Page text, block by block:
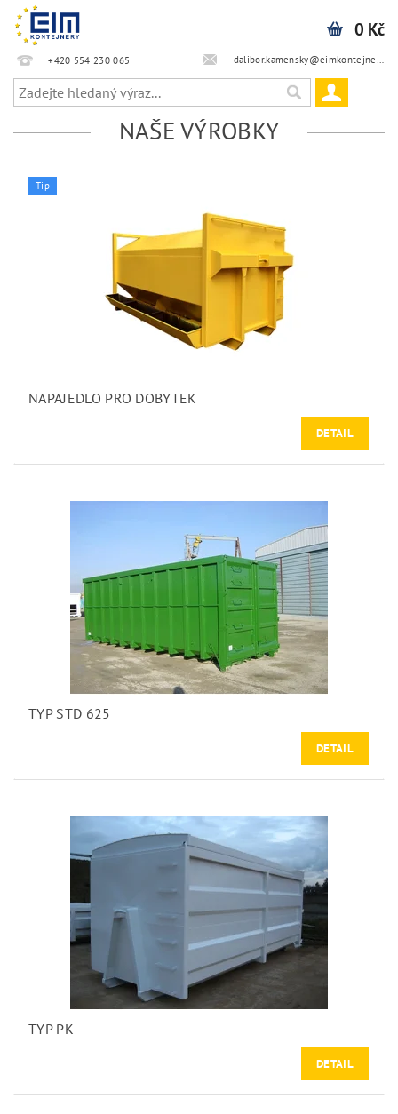
+420 554 230 065 dalibor.kamensky@eimkontejnery.cz
0 Kč
NAŠE VÝROBKY
Tip
NAPAJEDLO PRO DOBYTEK
DETAIL
TYP STD 625
DETAIL
TYP PK
DETAIL